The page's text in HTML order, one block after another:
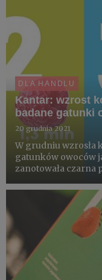
DLA HANDLU
Kantar: wzrost
badane gatunki
20 grudnia 2021
W grudniu wzrosła
gatunków owoców
zanotowała czarna
tys. konsumentów
także owoców i ...